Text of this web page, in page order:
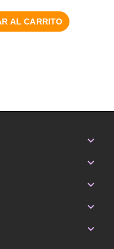
AL CARRITO